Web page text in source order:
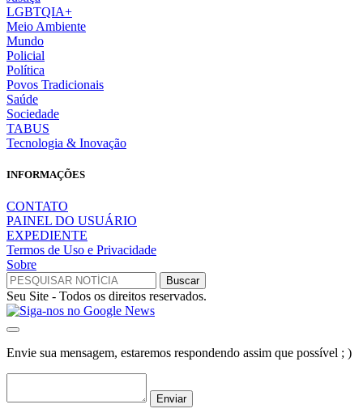
LGBTQIA+
Meio Ambiente
Mundo
Policial
Política
Povos Tradicionais
Saúde
Sociedade
TABUS
Tecnologia & Inovação
INFORMAÇÕES
CONTATO
PAINEL DO USUÁRIO
EXPEDIENTE
Termos de Uso e Privacidade
Sobre
Seu Site - Todos os direitos reservados.
Envie sua mensagem, estaremos respondendo assim que possível ; )
Enviar